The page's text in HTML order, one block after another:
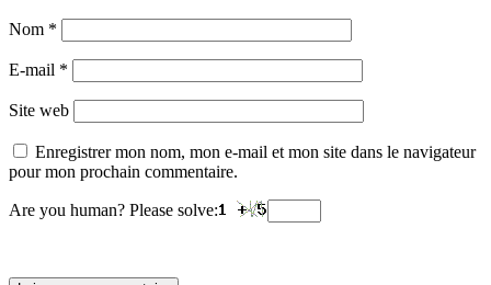
Nom *
E-mail *
Site web
Enregistrer mon nom, mon e-mail et mon site dans le navigateur
pour mon prochain commentaire.
Are you human? Please solve: